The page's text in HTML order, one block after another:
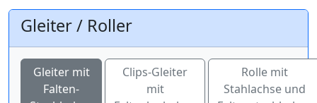
Gleiter / Roller
Gleiter mit
Falten-
Clips-Gleiter
mit
Rolle mit
Stahlachse und